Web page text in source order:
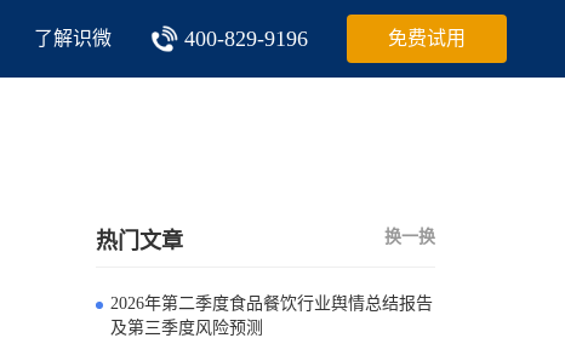
了解识微 400-829-9196 免费试用
热门文章 换一换
2026年第二季度食品餐饮行业舆情总结报告
及第三季度风险预测